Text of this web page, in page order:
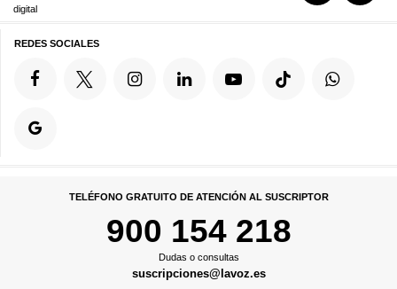
digital
REDES SOCIALES
TELÉFONO GRATUITO DE ATENCIÓN AL SUSCRIPTOR
900 154 218
Dudas o consultas
suscripciones@lavoz.es